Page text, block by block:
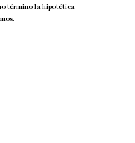
término la hipotética